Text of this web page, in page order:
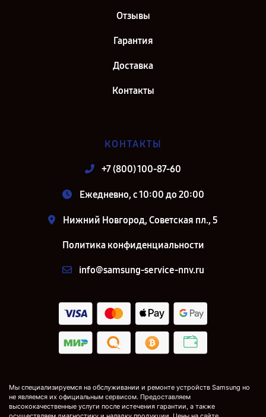
Отзывы
Гарантия
Доставка
Контакты
КОНТАКТЫ
+7 (800) 100-87-60
Ежедневно, с 10:00 до 20:00
Нижний Новгород, Советская пл., 5
Политика конфиденциальности
info@samsung-service-nnv.ru
Мы специализируемся на обслуживании и ремонте устройств Samsung но
не являемся их официальным сервисом. Предоставляем
высококачественные услуги после истечения гарантии, а также